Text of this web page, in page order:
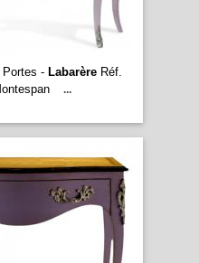
Portes - LabarèreRéf.
...